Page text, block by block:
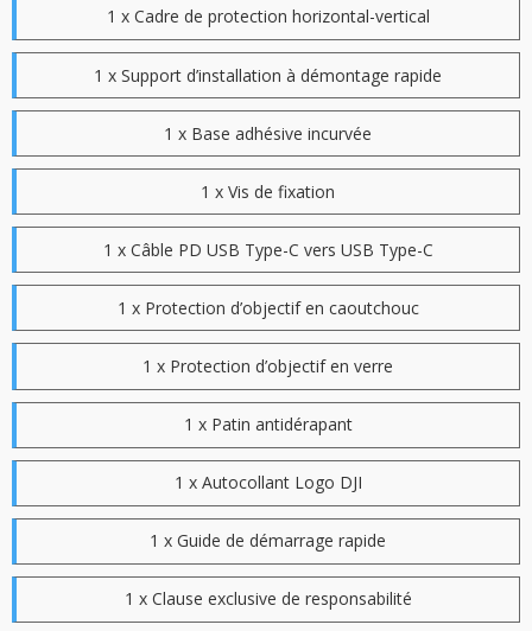
1 x Cadre de protection horizontal-vertical
1 x Support d’installation à démontage rapide
1 x Base adhésive incurvée
1 x Vis de fixation
1 x Câble PD USB Type-C vers USB Type-C
1 x Protection d’objectif en caoutchouc
1 x Protection d’objectif en verre
1 x Patin antidérapant
1 x Autocollant Logo DJI
1 x Guide de démarrage rapide
1 x Clause exclusive de responsabilité